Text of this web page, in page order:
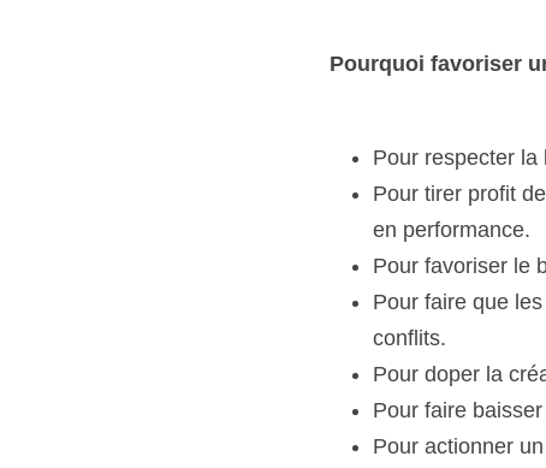
Pourquoi favoriser
Pour respecter la
Pour tirer profit
en performance.
Pour favoriser le
Pour faire que
conflits.
Pour doper la
Pour faire
Pour actionner